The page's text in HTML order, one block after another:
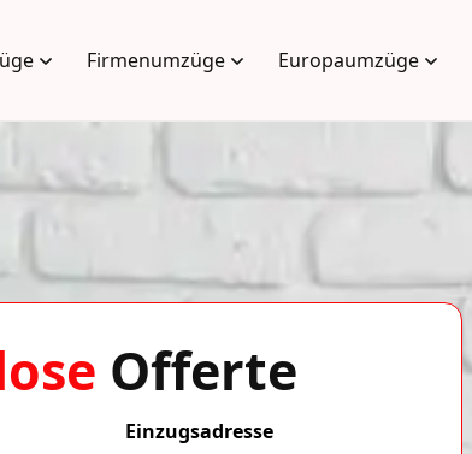
Firmenumzüge Europaumzüge
Offerte
Einzugsadresse